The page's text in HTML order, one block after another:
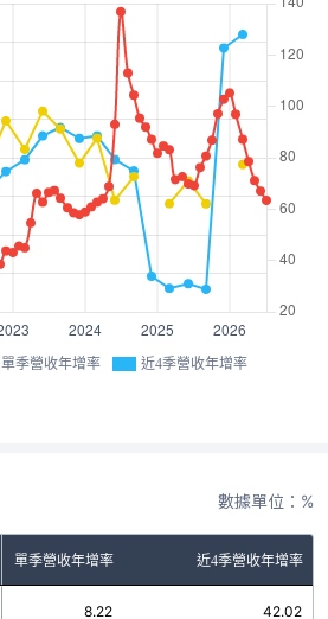
單季營收年增率 近4季營收年增率
數據單位：%
單季營收年增率 近4季營收年增率
8.22 42.02